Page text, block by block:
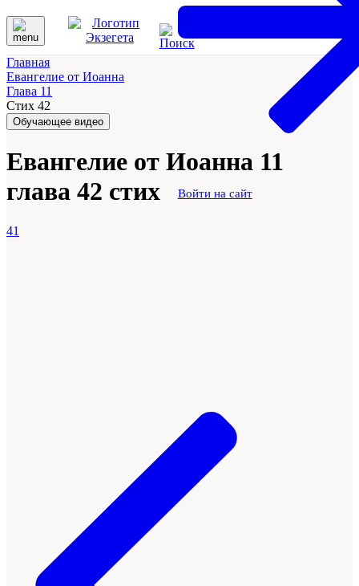
Войти на сайт
Главная
Евангелие от Иоанна
Глава 11
Стих 42
Обучающее видео
Евангелие от Иоанна 11
глава 42 стих
41